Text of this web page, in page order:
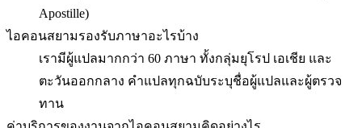
Apostille)
ไอคอนสยามรองรับภาษาอะไรบ้าง
เรามีผู้แปลมากกว่า 60 ภาษา ทั้งกลุ่มยุโรป เอเชีย และ
ตะวันออกกลาง คำแปลทุกฉบับระบุชื่อผู้แปลและผู้ตรวจ
ทาน